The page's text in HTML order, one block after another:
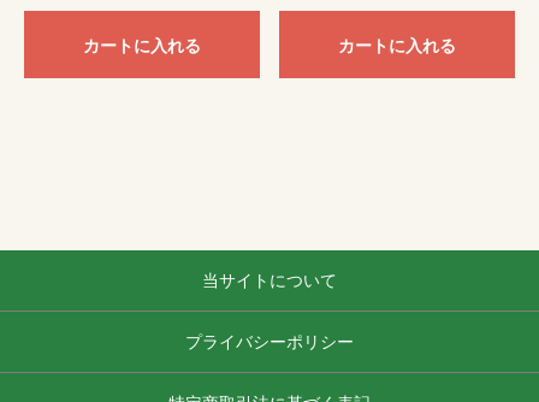
カートに入れる カートに入れる
当サイトについて
プライバシーポリシー